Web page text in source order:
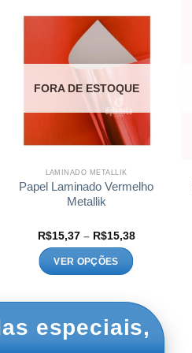
FORA DE ESTOQUE
LAMINADO METALLIK
Papel Laminado Vermelho
Metallik
R$15,37 – R$15,38Faixa
VER OPÇÕES
várias
especiais,